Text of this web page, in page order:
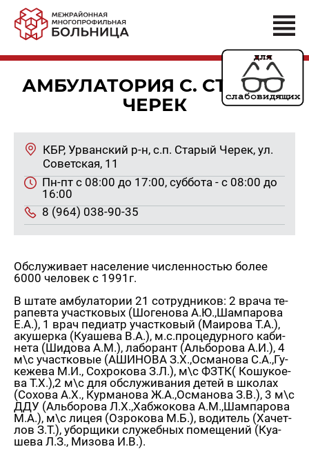
АМБУЛАТОРИЯ С. СТАРЫЙ
ЧЕРЕК
КБР, Урван­ский р-н, с.п. Ста­рый Черек, ул.
Со­вет­ская, 11
Пн-пт с 08:00 до 17:00, суб­бо­та - с 08:00 до
16:00
8 (964) 038-90-35
Об­слу­жи­ва­ет на­се­ле­ние чис­лен­но­стью более
6000 че­ло­век с 1991г.
В штате ам­бу­ла­то­рии 21 со­труд­ни­ков: 2 врача те­
ра­пев­та участ­ко­вых (Шо­ге­но­ва А.Ю.,Шам­па­ро­ва
Е.А.), 1 врач пе­ди­атр участ­ко­вый (Ма­и­ро­ва Т.А.),
аку­шер­ка (Ку­а­ше­ва В.А.), м.с.про­це­дур­но­го ка­би­
не­та (Ши­до­ва А.М.), ла­бо­рант (Аль­бо­ро­ва А.И.), 4
м\с участ­ко­вые (АШИ­НО­ВА З.Х.,Осма­но­ва С.А.,Гу­
ке­же­ва М.И., Со­хро­ко­ва З.Л.), м\с ФЗТК( Ко­шу­ко­е­
ва Т.Х.),2 м\с для об­слу­жи­ва­ния детей в шко­лах
(Со­хо­ва А.Х., Кур­ма­но­ва Ж.А.,Осма­но­ва З.В.), 3 м\с
ДДУ (Аль­бо­ро­ва Л.Х.,Хаб­жо­ко­ва А.М.,Шам­па­ро­ва
М.А.), м\с лицея (Озро­ко­ва М.Б.), во­ди­тель (Ха­чет­
лов З.Т.), убор­щи­ки слу­жеб­ных по­ме­ще­ний (Ку­а­
ше­ва Л.З., Ми­зо­ва И.В.).